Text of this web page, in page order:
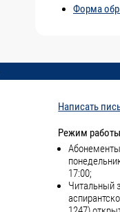
Форма
Написать
Режим
17:00;
Читальный